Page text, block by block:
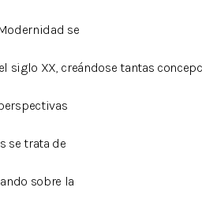
se
siglo XX, creándose tantas
se trata de
sobre la